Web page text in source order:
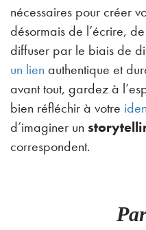
nécessaires pour créer
désormais de l’écrire,
diffuser par le biais de
un lien authentique et
avant tout, gardez à
bien réfléchir à votre
d’imaginer un
correspondent.